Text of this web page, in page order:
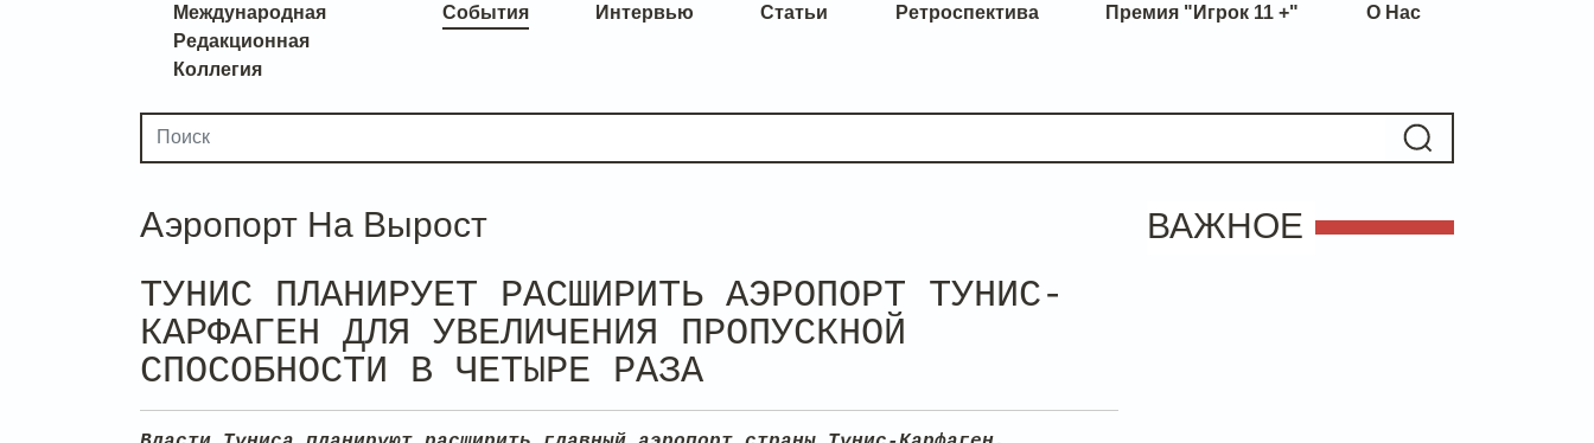
Международная
Редакционная
Коллегия
События Интервью Статьи Ретроспектива Премия "Игрок 11 +" О Нас
Аэропорт На Вырост
ТУНИС ПЛАНИРУЕТ РАСШИРИТЬ АЭРОПОРТ ТУНИС-
КАРФАГЕН ДЛЯ УВЕЛИЧЕНИЯ ПРОПУСКНОЙ
СПОСОБНОСТИ В ЧЕТЫРЕ РАЗА
ВАЖНОЕ